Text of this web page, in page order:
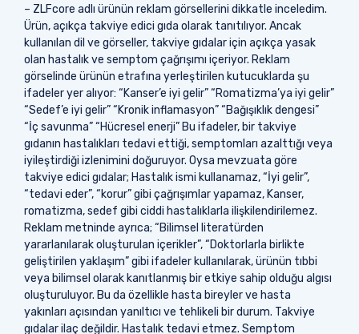
– ZLFcore adlı ürünün reklam görsellerini dikkatle inceledim.
Ürün, açıkça takviye edici gıda olarak tanıtılıyor. Ancak
kullanılan dil ve görseller, takviye gıdalar için açıkça yasak
olan hastalık ve semptom çağrışımı içeriyor. Reklam
görselinde ürünün etrafına yerleştirilen kutucuklarda şu
ifadeler yer alıyor: “Kanser’e iyi gelir” “Romatizma’ya iyi gelir”
“Sedef’e iyi gelir” “Kronik inflamasyon” “Bağışıklık dengesi”
“İç savunma” “Hücresel enerji” Bu ifadeler, bir takviye
gıdanın hastalıkları tedavi ettiği, semptomları azalttığı veya
iyileştirdiği izlenimini doğuruyor. Oysa mevzuata göre
takviye edici gıdalar; Hastalık ismi kullanamaz, “İyi gelir”,
“tedavi eder”, “korur” gibi çağrışımlar yapamaz, Kanser,
romatizma, sedef gibi ciddi hastalıklarla ilişkilendirilemez.
Reklam metninde ayrıca; “Bilimsel literatürden
yararlanılarak oluşturulan içerikler”, “Doktorlarla birlikte
geliştirilen yaklaşım” gibi ifadeler kullanılarak, ürünün tıbbi
veya bilimsel olarak kanıtlanmış bir etkiye sahip olduğu algısı
oluşturuluyor. Bu da özellikle hasta bireyler ve hasta
yakınları açısından yanıltıcı ve tehlikeli bir durum. Takviye
gıdalar ilaç değildir. Hastalık tedavi etmez. Semptom